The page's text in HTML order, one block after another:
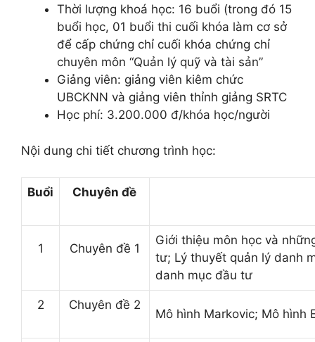
Thời lượng khoá học: 16 buổi (trong đó 15
buổi học, 01 buổi thi cuối khóa làm cơ sở
để cấp chứng chỉ cuối khóa chứng chỉ
chuyên môn “Quản lý quỹ và tài sản”
Giảng viên: giảng viên kiêm chức
UBCKNN và giảng viên thỉnh giảng SRTC
Học phí: 3.200.000 đ/khóa học/người
Nội dung chi tiết chương trình học:
Buổi Chuyên đề
1 Chuyên đề 1
Giới thiệu môn học và
tư; Lý thuyết quản lý danh
danh mục đầu tư
2 Chuyên đề 2
Mô hình Markovic; Mô hình